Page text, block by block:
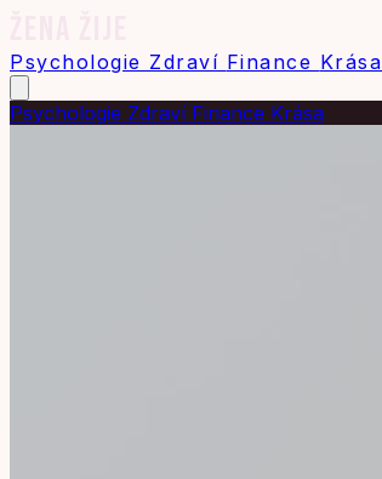
Psychologie Zdraví Finance Krása
Psychologie Zdraví Finance Krása